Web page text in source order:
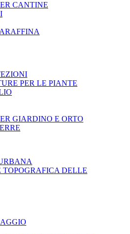
CANTINE
PER LE PIANTE
GIARDINO E ORTO
DELLE